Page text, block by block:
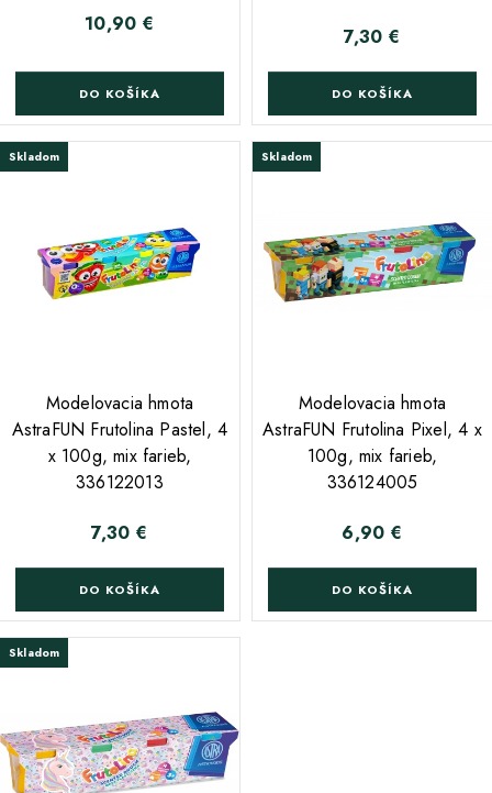
Cena
10,90 €
DO KOŠÍKA
Cena
7,30 €
DO KOŠÍKA
Skladom
Modelovacia hmota
AstraFUN Frutolina Pastel, 4
x 100g, mix farieb,
336122013
Cena
7,30 €
DO KOŠÍKA
Skladom
Modelovacia hmota
AstraFUN Frutolina Pixel, 4 x
100g, mix farieb,
336124005
Cena
6,90 €
DO KOŠÍKA
Skladom